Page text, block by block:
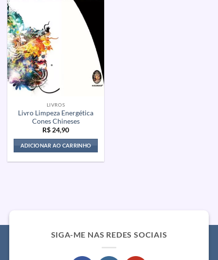
LIVROS
Livro Limpeza Energética
Cones Chineses
R$ 24,90
ADICIONAR AO CARRINHO
SIGA-ME NAS REDES SOCIAIS